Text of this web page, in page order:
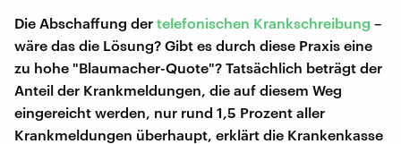
Die Abschaffung der telefonischen Krankschreibung –
wäre das die Lösung? Gibt es durch diese Praxis eine
zu hohe "Blaumacher-Quote"? Tatsächlich beträgt der
Anteil der Krankmeldungen, die auf diesem Weg
eingereicht werden, nur rund 1,5 Prozent aller
Krankmeldungen überhaupt, erklärt die Krankenkasse